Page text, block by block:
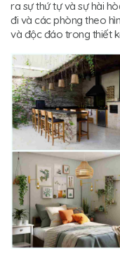
ra sự thứ tự và sự hài
đi và các phòng theo
và độc đáo trong thiết